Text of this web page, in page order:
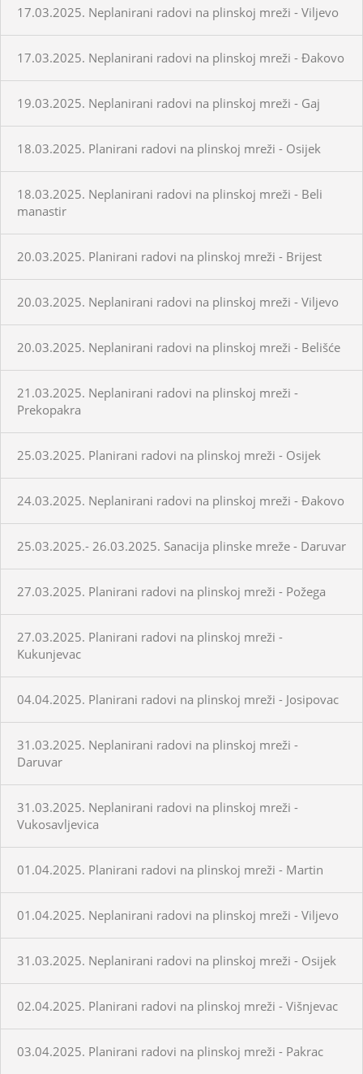
17.03.2025. Neplanirani radovi na plinskoj mreži - Viljevo
17.03.2025. Neplanirani radovi na plinskoj mreži - Đakovo
19.03.2025. Neplanirani radovi na plinskoj mreži - Gaj
18.03.2025. Planirani radovi na plinskoj mreži - Osijek
18.03.2025. Neplanirani radovi na plinskoj mreži - Beli
manastir
20.03.2025. Planirani radovi na plinskoj mreži - Brijest
20.03.2025. Neplanirani radovi na plinskoj mreži - Viljevo
20.03.2025. Neplanirani radovi na plinskoj mreži - Belišće
21.03.2025. Neplanirani radovi na plinskoj mreži -
Prekopakra
25.03.2025. Planirani radovi na plinskoj mreži - Osijek
24.03.2025. Neplanirani radovi na plinskoj mreži - Đakovo
25.03.2025.- 26.03.2025. Sanacija plinske mreže - Daruvar
27.03.2025. Planirani radovi na plinskoj mreži - Požega
27.03.2025. Planirani radovi na plinskoj mreži -
Kukunjevac
04.04.2025. Planirani radovi na plinskoj mreži - Josipovac
31.03.2025. Neplanirani radovi na plinskoj mreži -
Daruvar
31.03.2025. Neplanirani radovi na plinskoj mreži -
Vukosavljevica
01.04.2025. Planirani radovi na plinskoj mreži - Martin
01.04.2025. Neplanirani radovi na plinskoj mreži - Viljevo
31.03.2025. Neplanirani radovi na plinskoj mreži - Osijek
02.04.2025. Planirani radovi na plinskoj mreži - Višnjevac
03.04.2025. Planirani radovi na plinskoj mreži - Pakrac